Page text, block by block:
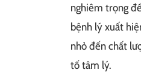
nghiêm trọng
bệnh lý xuất
nhỏ đến chất
tố tâm lý.